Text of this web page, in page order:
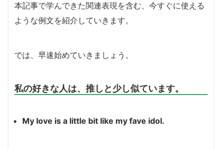
本記事で学んできた関連表現を含む、今すぐに使える
ような例文を紹介していきます。
では、早速始めていきましょう。
私の好きな人は、推しと少し似ています。
My love is a little bit like my fave idol.